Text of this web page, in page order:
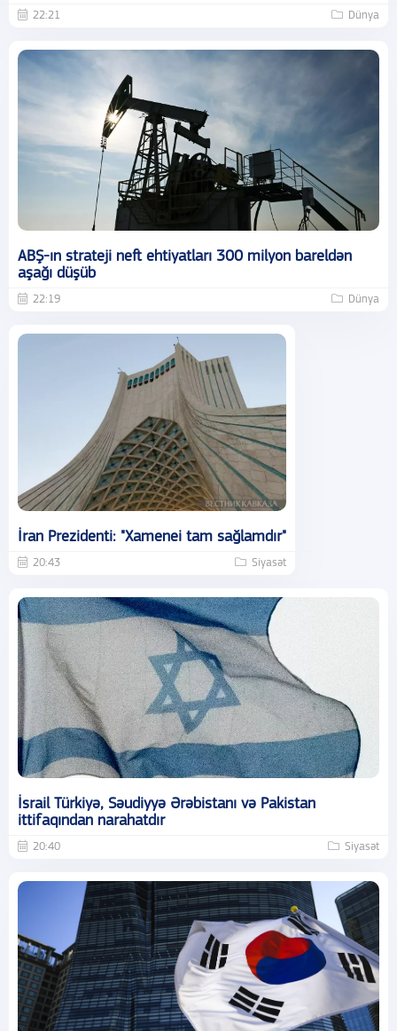
22:21 Dünya
ABŞ-ın strateji neft ehtiyatları 300 milyon bareldən
aşağı düşüb
22:19 Dünya
İran Prezidenti: "Xamenei tam sağlamdır"
20:43 Siyasət
İsrail Türkiyə, Səudiyyə Ərəbistanı və Pakistan
ittifaqından narahatdır
20:40 Siyasət